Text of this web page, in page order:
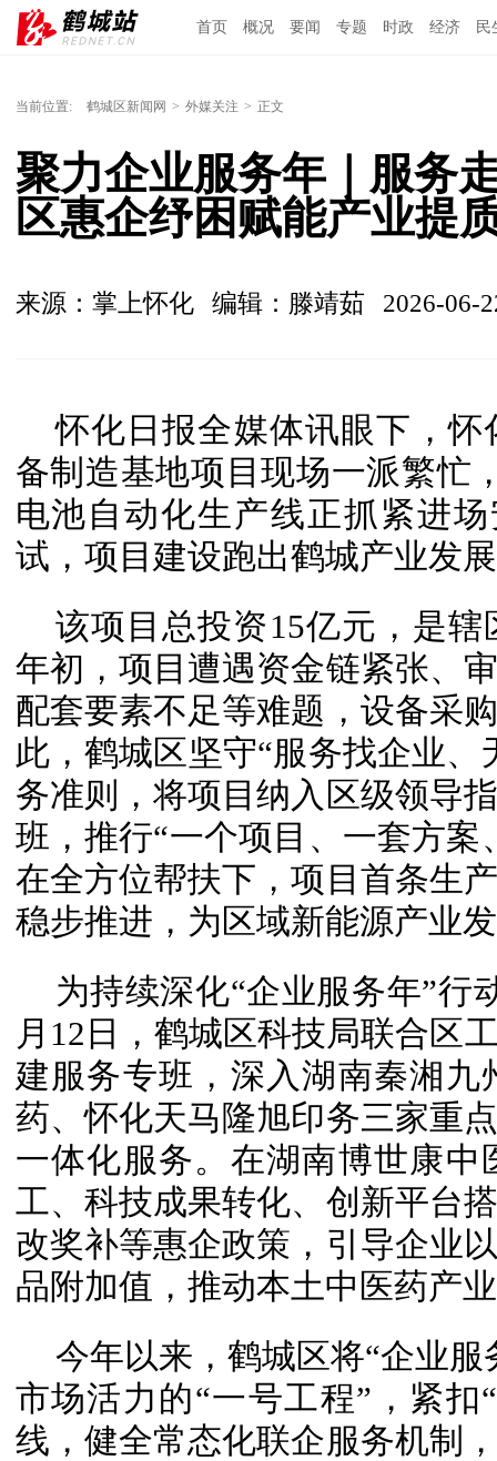
首页 概况 要闻 专题 时政 经济 民
当前位置: 鹤城区新闻网 > 外媒关注 > 正文
聚力企业服务年｜服务
区惠企纾困赋能产业提
来源：掌上怀化 编辑：滕靖茹 2026-06-
怀化日报全媒体讯眼下，
备制造基地项目现场一派繁忙
电池自动化生产线正抓紧进
试，项目建设跑出鹤城产业发
该项目总投资15亿元，是
年初，项目遭遇资金链紧张、
配套要素不足等难题，设备采
此，鹤城区坚守“服务找企业
务准则，将项目纳入区级领导
班，推行“一个项目、一套方
在全方位帮扶下，项目首条生
稳步推进，为区域新能源产业
为持续深化“企业服务年”行
月12日，鹤城区科技局联合区
建服务专班，深入湖南秦湘
药、怀化天马隆旭印务三家重
一体化服务。在湖南博世康
工、科技成果转化、创新平台
改奖补等惠企政策，引导企业
品附加值，推动本土中医药产
今年以来，鹤城区将“企业
市场活力的“一号工程”，紧
线，健全常态化联企服务机制